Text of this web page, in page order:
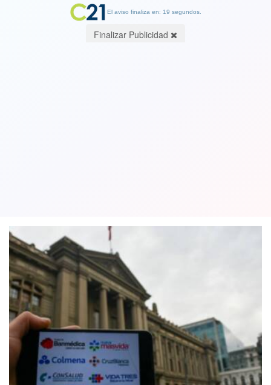
El aviso finaliza en: 19 segundos.
Finalizar Publicidad